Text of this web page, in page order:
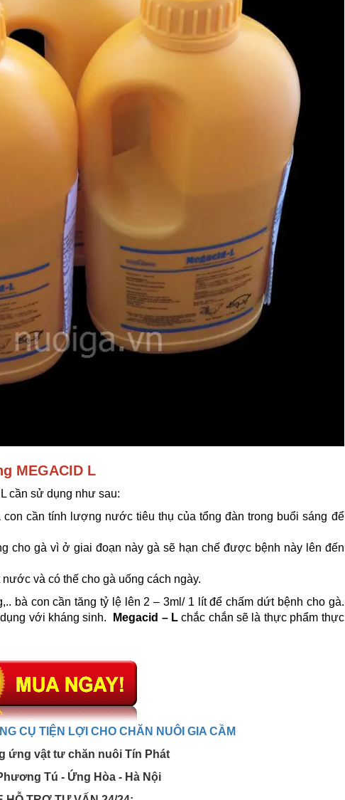
MEGACID L
cần sử dụng như sau:
cần tính lượng nước tiêu thụ của tổng đàn trong buổi sáng để
cho gà vì ở giai đoạn này gà sẽ hạn chế được bệnh này lên đến
và có thế cho gà uống cách ngày.
bà con cần tăng tỷ lệ lên 2 – 3ml/ 1 lít để chấm dứt bệnh cho gà.
với kháng sinh.
Megacid – Lchắc chắn sẽ là thực phẩm thực
CỤ TIỆN LỢI CHO CHĂN NUÔI GIA CẦM
ứng vật tư chăn nuôi Tín Phát
Tú - Ứng Hòa - Hà Nội